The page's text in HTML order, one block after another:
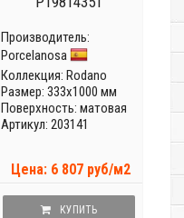
Производитель:
Porcelanosa
Коллекция: Rodano
Размер: 333x1000 мм
Поверхность: матовая
Артикул: 203141
Цена: 6 807 руб/м2
КУПИТЬ